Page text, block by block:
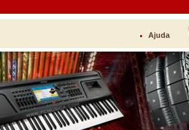
Ajuda